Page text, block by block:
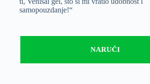
samopouzdanje!“
NARUČI